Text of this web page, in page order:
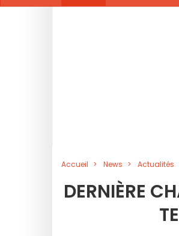
Accueil News Actualités
DERNIÈRE